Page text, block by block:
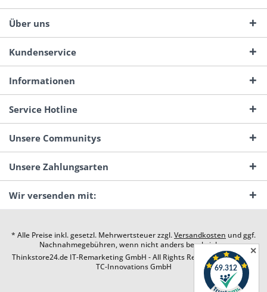
Über uns
Kundenservice
Informationen
Service Hotline
Unsere Communitys
Unsere Zahlungsarten
Wir versenden mit:
* Alle Preise inkl. gesetzl. Mehrwertsteuer zzgl.Versandkosten und ggf.
Nachnahmegebühren, wenn nicht anders beschrieben
Thinkstore24.de IT-Remarketing GmbH - All Rights Reserved. Design by
TC-Innovations GmbH
✕